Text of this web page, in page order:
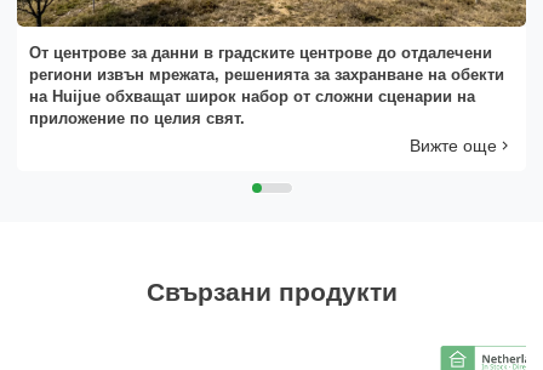
От центрове за данни в градските центрове до отдалечени
региони извън мрежата, решенията за захранване на обекти
на Huijue обхващат широк набор от сложни сценарии на
приложение по целия свят.
Вижте още
Свързани продукти
Моля, изберете тип продукт
Изпрати